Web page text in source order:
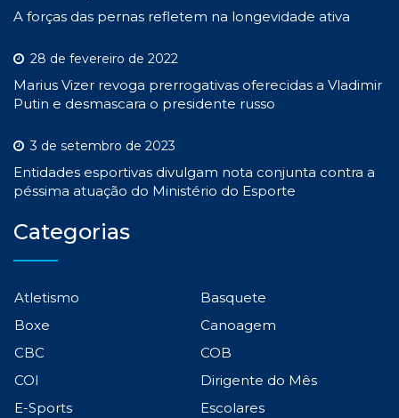
A forças das pernas refletem na longevidade ativa
28 de fevereiro de 2022
Marius Vizer revoga prerrogativas oferecidas a Vladimir
Putin e desmascara o presidente russo
3 de setembro de 2023
Entidades esportivas divulgam nota conjunta contra a
péssima atuação do Ministério do Esporte
Categorias
Atletismo
Basquete
Boxe
Canoagem
CBC
COB
COI
Dirigente do Mês
E-Sports
Escolares